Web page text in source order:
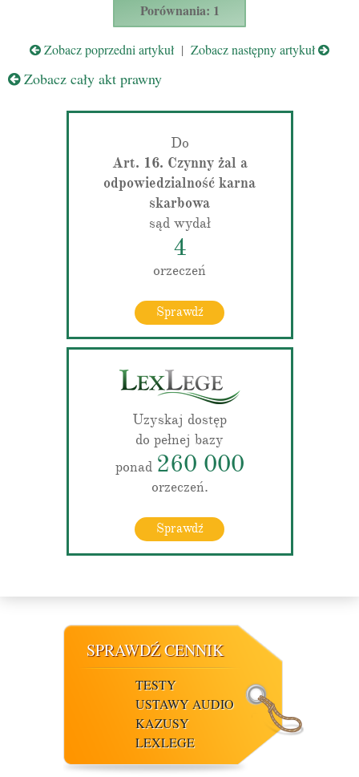
Porównania: 1
Zobacz poprzedni artykuł | Zobacz następny artykuł
Zobacz cały akt prawny
Do
Art. 16. Czynny żal a
odpowiedzialność karna
skarbowa
sąd wydał
4
orzeczeń
Sprawdź
Uzyskaj dostęp
do pełnej bazy
ponad 260 000
orzeczeń.
Sprawdź
SPRAWDŹ CENNIK
TESTY
USTAWY AUDIO
KAZUSY
LEXLEGE